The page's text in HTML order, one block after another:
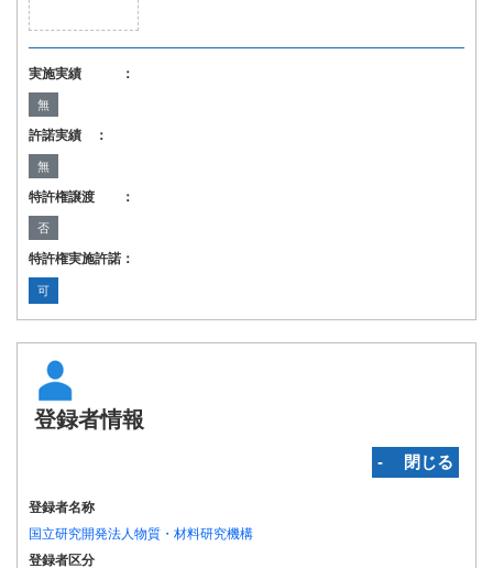
実施実績 ：
無
許諾実績 ：
無
特許権譲渡 ：
否
特許権実施許諾：
可
登録者情報
‐ 閉じる
登録者名称
国立研究開発法人物質・材料研究機構
登録者区分